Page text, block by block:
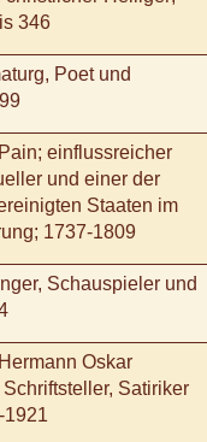
346
Poet und
einflussreicher
und einer der
Staaten im
1737-1809
Schauspieler und
Oskar
Satiriker
1921